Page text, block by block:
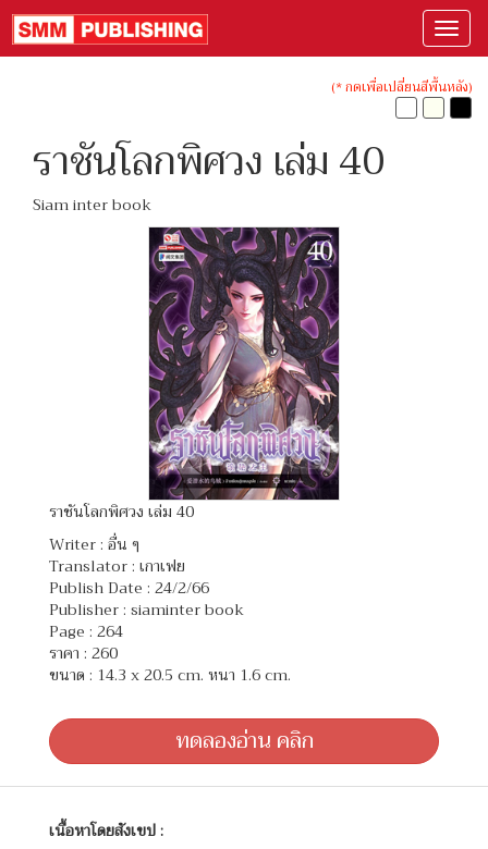
(* กดเพื่อเปลี่ยนสีพื้นหลัง)
ราชันโลกพิศวง เล่ม 40
Siam inter book
ราชันโลกพิศวง เล่ม 40
Writer : อื่น ๆ
Translator : เกาเฟย
Publish Date : 24/2/66
Publisher : siaminter book
Page : 264
ราคา : 260
ขนาด : 14.3 x 20.5 cm. หนา 1.6 cm.
ทดลองอ่าน คลิก
เนื้อหาโดยสังเขป :